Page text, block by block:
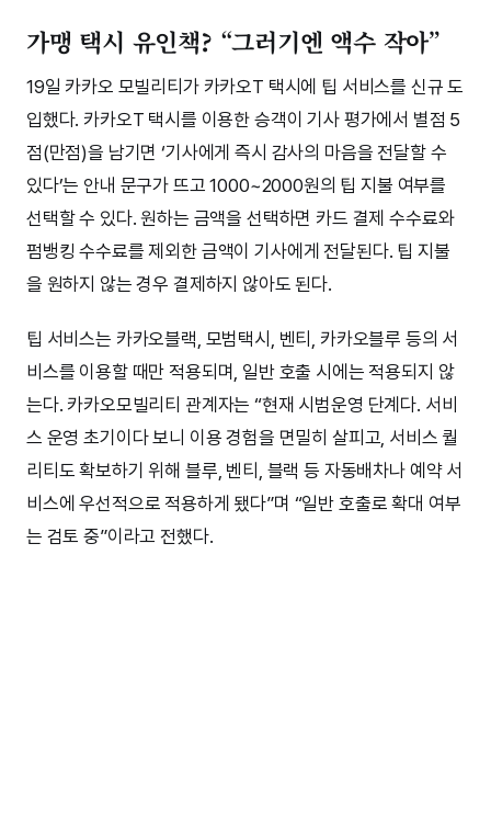
가맹 택시 유인책? “그러기엔 액수 작아”
19일 카카오 모빌리티가 카카오T 택시에 팁 서비스를 신규 도
입했다. 카카오T 택시를 이용한 승객이 기사 평가에서 별점 5
점(만점)을 남기면 ‘기사에게 즉시 감사의 마음을 전달할 수
있다’는 안내 문구가 뜨고 1000~2000원의 팁 지불 여부를
선택할 수 있다. 원하는 금액을 선택하면 카드 결제 수수료와
펌뱅킹 수수료를 제외한 금액이 기사에게 전달된다. 팁 지불
을 원하지 않는 경우 결제하지 않아도 된다.
팁 서비스는 카카오블랙, 모범택시, 벤티, 카카오블루 등의 서
비스를 이용할 때만 적용되며, 일반 호출 시에는 적용되지 않
는다. 카카오모빌리티 관계자는 “현재 시범운영 단계다. 서비
스 운영 초기이다 보니 이용 경험을 면밀히 살피고, 서비스 퀄
리티도 확보하기 위해 블루, 벤티, 블랙 등 자동배차나 예약 서
비스에 우선적으로 적용하게 됐다”며 “일반 호출로 확대 여부
는 검토 중”이라고 전했다.